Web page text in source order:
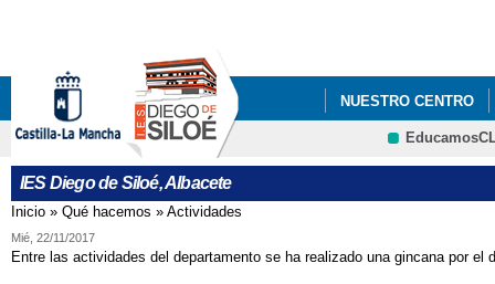
NUESTRO CENTRO
INFÓRMATE AMPA
IES Diego de Siloé, Albacete
Se encuentra usted aquí
Inicio » Qué hacemos » Actividades
Mié, 22/11/2017
Entre las actividades del departamento se ha realizado una gincana por el